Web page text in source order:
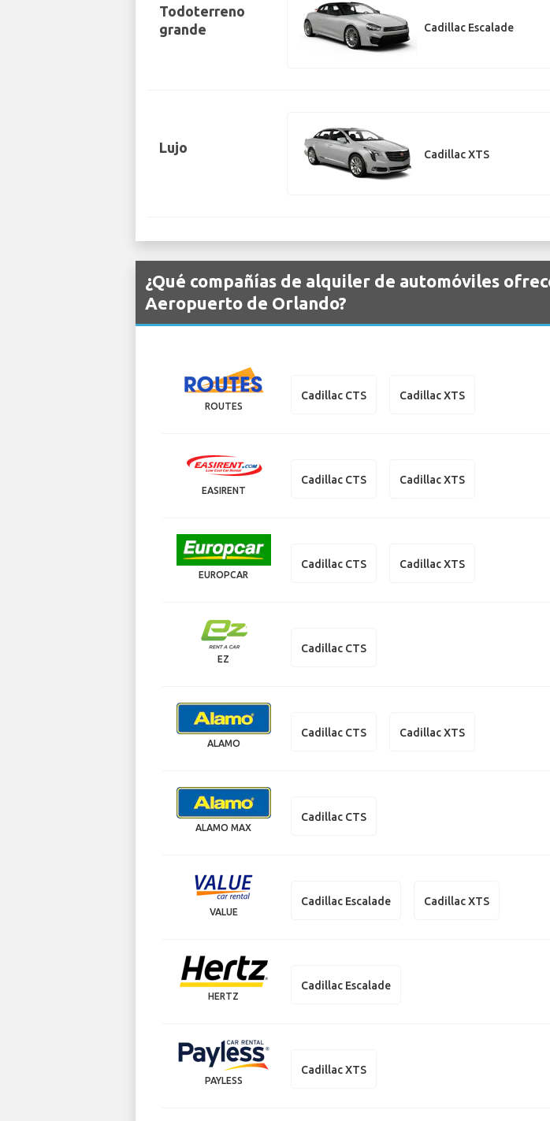
Todoterreno
grande
Cadillac Escalade
Lujo Cadillac XTS
¿Qué compañías de alquiler de automóviles
Aeropuerto de Orlando?
ROUTES
Cadillac CTS Cadillac XTS
EASIRENT
Cadillac CTS Cadillac XTS
EUROPCAR
Cadillac CTS Cadillac XTS
EZ
Cadillac CTS
ALAMO
Cadillac CTS Cadillac XTS
ALAMO MAX
Cadillac CTS
VALUE
Cadillac Escalade Cadillac XTS
HERTZ
Cadillac Escalade
PAYLESS
Cadillac XTS